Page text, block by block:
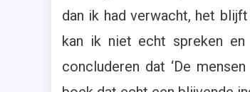
dan ik had verwacht, het
kan ik niet echt spreken
concluderen dat ‘De